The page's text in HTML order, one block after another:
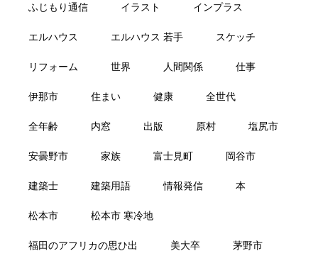
ふじもり通信 イラスト インプラス
エルハウス エルハウス 若手 スケッチ
リフォーム 世界 人間関係 仕事
伊那市 住まい 健康 全世代
全年齢 内窓 出版 原村 塩尻市
安曇野市 家族 富士見町 岡谷市
建築士 建築用語 情報発信 本
松本市 松本市 寒冷地
福田のアフリカの思ひ出 美大卒 茅野市